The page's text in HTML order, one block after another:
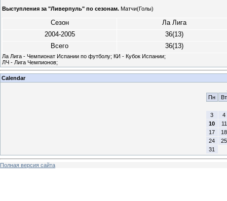
Выступления за "Ливерпуль" по сезонам. Матчи(Голы)
Сезон
Ла Лига
2004-2005
36(13)
Всего
36(13)
Ла Лига - Чемпионат Испании по футболу; КИ - Кубок Испании;
ЛЧ - Лига Чемпионов;
Calendar
Пн
Вт
3
4
10
11
17
18
24
25
31
Полная версия сайта